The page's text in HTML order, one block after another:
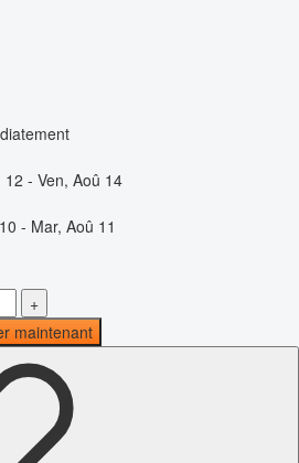
12 - Ven, Aoû 14
- Mar, Aoû 11
+
maintenant